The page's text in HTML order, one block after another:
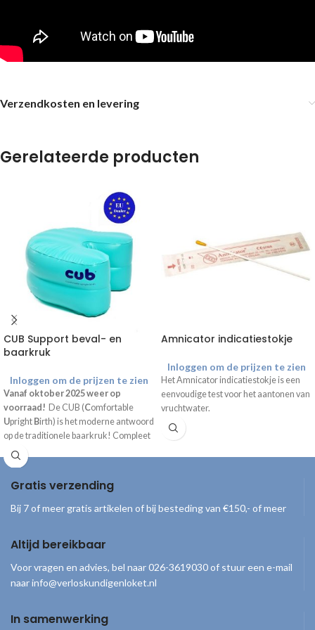
Verzendkosten en levering
Gerelateerde producten
CUB Support beval- en
baarkruk
Inloggen om de prijzen te zien
Vanaf oktober 2025 weer op
voorraad! De CUB (Comfortable
Upright Birth) is het moderne antwoord
op de traditionele baarkruk! Compleet
geleverd inclusief draagtas, handpomp
en gebruiksaanwijzing.
Amnicator indicatiestokje
Inloggen om de prijzen te zien
Het Amnicator indicatiestokje is een
eenvoudige test voor het aantonen van
vruchtwater.
Gratis verzending
Bij 7 of meer gratis artikelen of bij besteding van €150,- of meer
Altijd bereikbaar
Voor vragen en advies, bel naar 026-3619030 of stuur een e-mail
naar info@verloskundigenloket.nl
In samenwerking